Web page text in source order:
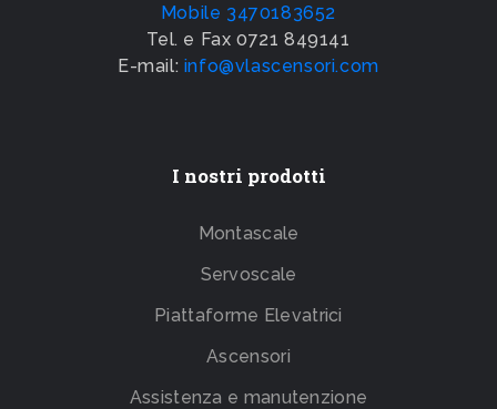
Mobile 3470183652
Tel. e Fax 0721 849141
E-mail: info@vlascensori.com
I nostri prodotti
Montascale
Servoscale
Piattaforme Elevatrici
Ascensori
Assistenza e manutenzione